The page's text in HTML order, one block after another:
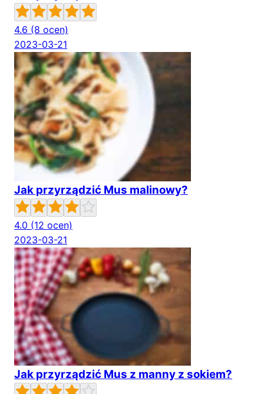
4.6 (8 ocen)
2023-03-21
Jak przyrządzić Mus malinowy?
4.0 (12 ocen)
2023-03-21
Jak przyrządzić Mus z manny z sokiem?